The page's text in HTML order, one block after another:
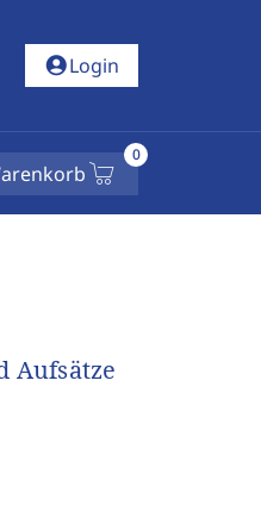
account_circleLogin
0
Aufsätze